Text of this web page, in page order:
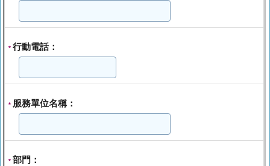
* 行動電話：
* 服務單位名稱：
* 部門：